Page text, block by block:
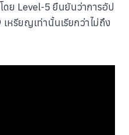
ดย Level-5 ยืนยันว่าการอัป
เหรียญเท่านั้นเรียกว่าไม่ถึง